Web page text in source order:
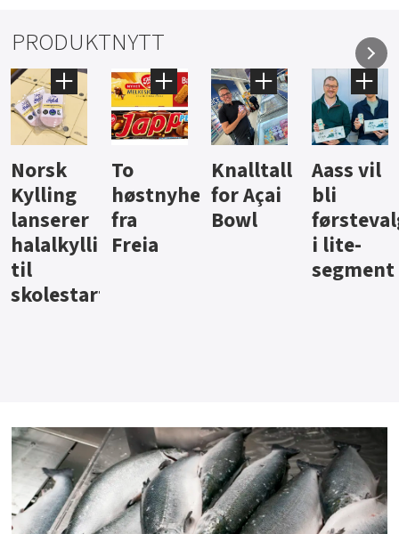
PRODUKTNYTT
Knalltall
for Açai
Bowl
Aass vil
bli
førstevalg
i lite-
Brus og
jus fra
Berentsen
Hard
iste fra
Hansa